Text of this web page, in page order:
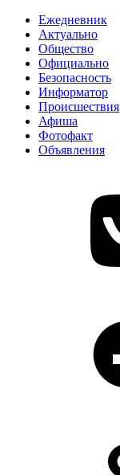
Ежедневник
Актуально
Общество
Официально
Безопасность
Информатор
Происшествия
Афиша
Фотофакт
Объявления